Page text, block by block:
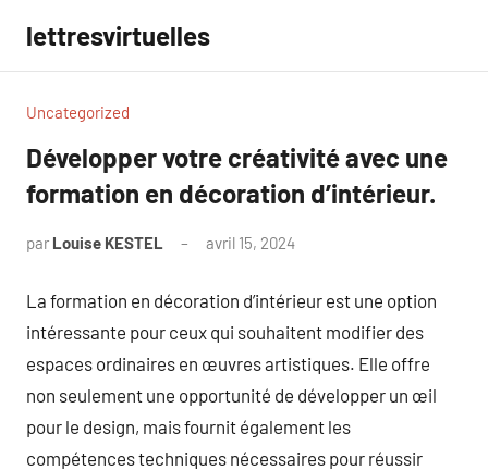
contenu
lettresvirtuelles
Uncategorized
Développer votre créativité avec une
formation en décoration d’intérieur.
par Louise KESTEL avril 15, 2024
La formation en décoration d’intérieur est une option
intéressante pour ceux qui souhaitent modifier des
espaces ordinaires en œuvres artistiques. Elle offre
non seulement une opportunité de développer un œil
pour le design, mais fournit également les
compétences techniques nécessaires pour réussir